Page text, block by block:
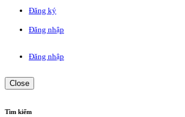
Đăng ký
Đăng nhập
Đăng nhập
Close
Tìm kiếm